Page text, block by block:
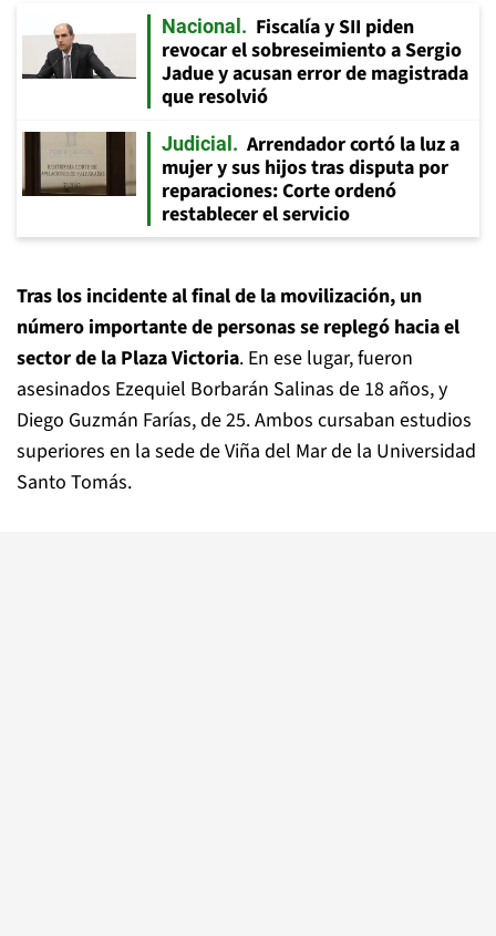
Nacional
Fiscalía y SII piden
revocar el sobreseimiento a Sergio
Jadue y acusan error de magistrada
que resolvió
Judicial
Arrendador cortó la luz a
mujer y sus hijos tras disputa por
reparaciones: Corte ordenó
restablecer el servicio
Tras los incidente al final de la movilización, un
número importante de personas se replegó hacia el
sector de la Plaza Victoria. En ese lugar, fueron
asesinados Ezequiel Borbarán Salinas de 18 años, y
Diego Guzmán Farías, de 25. Ambos cursaban estudios
superiores en la sede de Viña del Mar de la Universidad
Santo Tomás.